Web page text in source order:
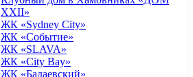
XXII»
ЖК «Sydney City»
ЖК «Событие»
ЖК «SLAVA»
ЖК «City Bay»
ЖК «Бадаевский»